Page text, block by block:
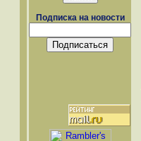
Подписка на новости